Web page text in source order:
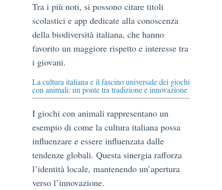
Tra i più noti, si possono citare titoli
scolastici e app dedicate alla conoscenza
della biodiversità italiana, che hanno
favorito un maggiore rispetto e interesse tra
i giovani.
La cultura italiana e il fascino universale dei giochi
con animali: un ponte tra tradizione e innovazione
I giochi con animali rappresentano un
esempio di come la cultura italiana possa
influenzare e essere influenzata dalle
tendenze globali. Questa sinergia rafforza
l’identità locale, mantenendo un’apertura
verso l’innovazione.